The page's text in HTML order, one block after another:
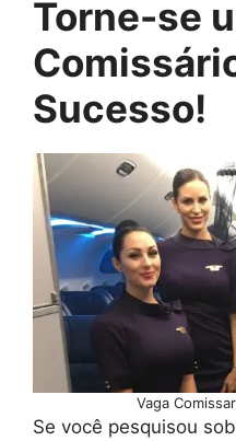
Torne-se
Sucesso!
Vaga
Se você pesquisou